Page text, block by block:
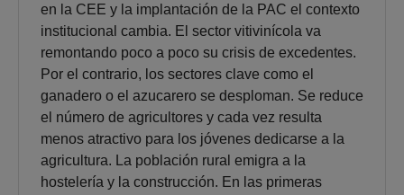
en la CEE y la implantación de la PAC el contexto
institucional cambia. El sector vitivinícola va
remontando poco a poco su crisis de excedentes.
Por el contrario, los sectores clave como el
ganadero o el azucarero se desploman. Se reduce
el número de agricultores y cada vez resulta
menos atractivo para los jóvenes dedicarse a la
agricultura. La población rural emigra a la
hostelería y la construcción. En las primeras